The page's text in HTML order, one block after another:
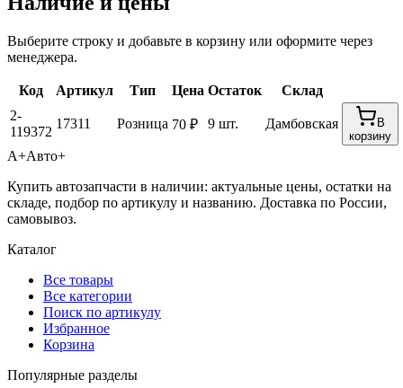
Выберите строку и добавьте в корзину или оформите через
менеджера.
Код Артикул Тип Цена Остаток
Склад
2-
119372
17311 Розница 70 ₽ 9 шт. Дамбовская
В
корзину
А+Авто+
Купить автозапчасти в наличии: актуальные цены, остатки на
складе, подбор по артикулу и названию. Доставка по России,
самовывоз.
Каталог
Все товары
Все категории
Поиск по артикулу
Избранное
Корзина
Популярные разделы